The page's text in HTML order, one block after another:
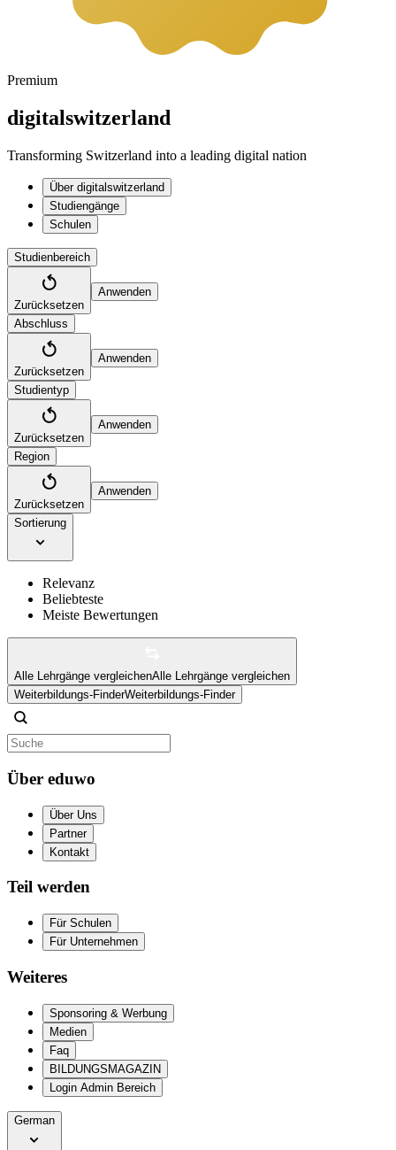
Premium
digitalswitzerland
Transforming Switzerland into a leading digital nation
Über digitalswitzerland
Studiengänge
Schulen
Studienbereich
Zurücksetzen
Anwenden
Abschluss
Zurücksetzen
Anwenden
Studientyp
Zurücksetzen
Anwenden
Region
Zurücksetzen
Anwenden
Sortierung
Relevanz
Beliebteste
Meiste Bewertungen
Alle Lehrgänge vergleichenAlle Lehrgänge vergleichen
Weiterbildungs-FinderWeiterbildungs-Finder
Über eduwo
Über Uns
Partner
Kontakt
Teil werden
Für Schulen
Für Unternehmen
Weiteres
Sponsoring & Werbung
Medien
Faq
BILDUNGSMAGAZIN
Login Admin Bereich
German